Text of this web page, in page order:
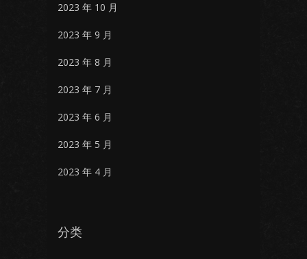
2023 年 10 月
2023 年 9 月
2023 年 8 月
2023 年 7 月
2023 年 6 月
2023 年 5 月
2023 年 4 月
分类